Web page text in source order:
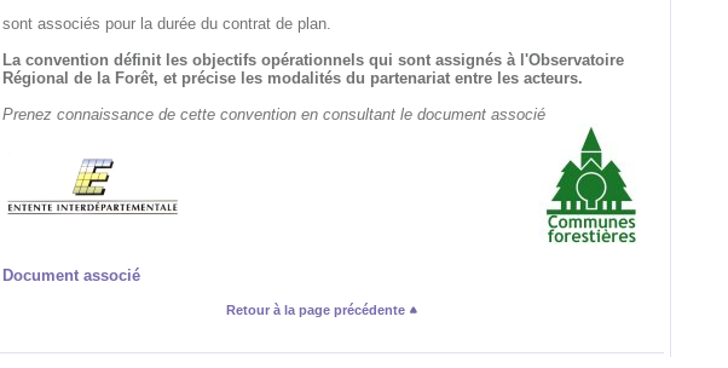
sont associés pour la durée du contrat de plan.
La convention définit les objectifs opérationnels qui sont assignés à l'Observatoire
Régional de la Forêt, et précise les modalités du partenariat entre les acteurs.
Prenez connaissance de cette convention en consultant le document associé
Document associé
Retour à la page précédente